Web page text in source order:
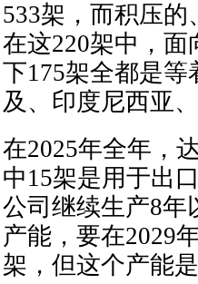
533架，而积压
在这220架中，
下175架全都是
及、印度尼西亚
在2025年全年，
中15架是用于出
公司继续生产8年
产能，要在2029
架，但这个产能